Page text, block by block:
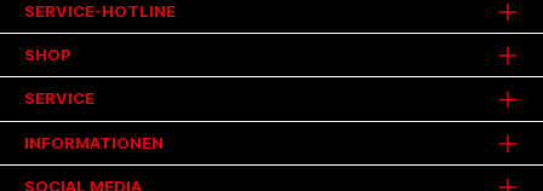
SHOP
SERVICE
INFORMATIONEN
SERVICE-HOTLINE
SOCIAL MEDIA